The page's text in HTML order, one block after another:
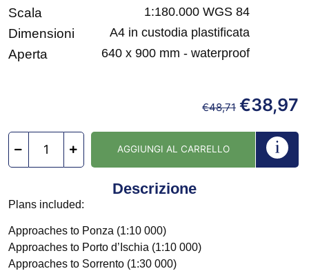
Scala 1:180.000 WGS 84
Dimensioni A4 in custodia plastificata
Aperta 640 x 900 mm - waterproof
€48,71 €38,97
AGGIUNGI AL CARRELLO
Descrizione
Plans included:
Approaches to Ponza (1:10 000)
Approaches to Porto d’Ischia (1:10 000)
Approaches to Sorrento (1:30 000)